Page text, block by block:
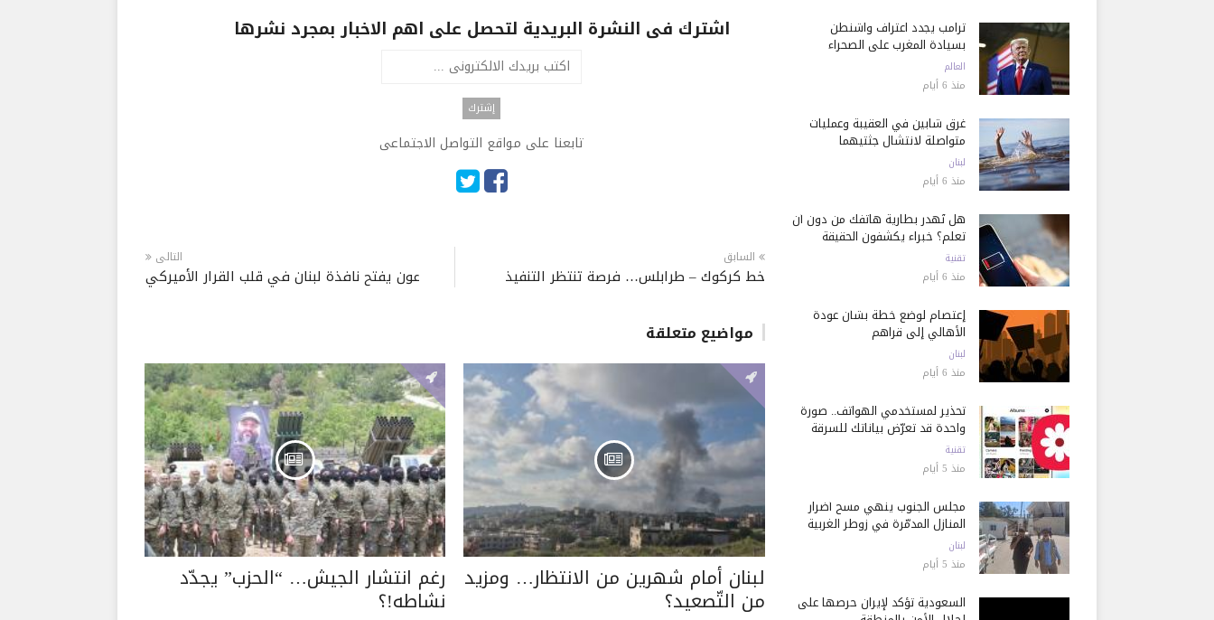
اشترك فى النشرة البريدية لتحصل على اهم الاخبار بمجرد نشرها
تابعنا على مواقع التواصل الاجتماعى
السابق
خط كركوك – طرابلس… فرصة تنتظر التنفيذ
التالى
عون يفتح نافذة لبنان في قلب القرار الأميركي
مواضيع متعلقة
لبنان أمام شهرين من الانتظار… ومزيد
من التّصعيد؟
رغم انتشار الجيش… “الحزب” يجدّد
نشاطه!؟
ترامب يجدد اعتراف واشنطن
بسيادة المغرب على الصحراء
العالم
منذ 6 أيام
غرق شابين في العقيبة وعمليات
متواصلة لانتشال جثتيهما
لبنان
منذ 6 أيام
هل تُهدر بطارية هاتفك من دون أن
تعلم؟ خبراء يكشفون الحقيقة
تقنية
منذ 6 أيام
إعتصام لوضع خطة بشأن عودة
الأهالي إلى قراهم
لبنان
منذ 6 أيام
تحذير لمستخدمي الهواتف.. صورة
واحدة قد تعرّض بياناتك للسرقة
تقنية
منذ 5 أيام
مجلس الجنوب ينهي مسح أضرار
المنازل المدمّرة في زوطر الغربية
لبنان
منذ 5 أيام
السعودية تؤكد لإيران حرصها على